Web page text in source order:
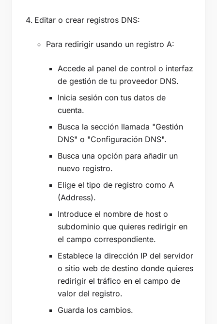
Editar o crear registros DNS:
Para redirigir usando un registro A:
Accede al panel de control o interfaz
de gestión de tu proveedor DNS.
Inicia sesión con tus datos de
cuenta.
Busca la sección llamada "Gestión
DNS" o "Configuración DNS".
Busca una opción para añadir un
nuevo registro.
Elige el tipo de registro como A
(Address).
Introduce el nombre de host o
subdominio que quieres redirigir en
el campo correspondiente.
Establece la dirección IP del servidor
o sitio web de destino donde quieres
redirigir el tráfico en el campo de
valor del registro.
Guarda los cambios.